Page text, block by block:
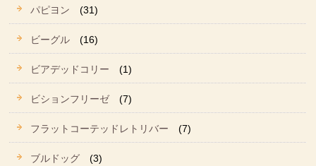
パピヨン (31)
ビーグル (16)
ビアデッドコリー (1)
ビションフリーゼ (7)
フラットコーテッドレトリバー (7)
ブルドッグ (3)